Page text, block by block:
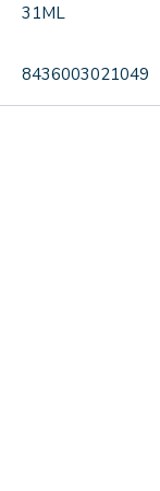
31ML
8436003021049